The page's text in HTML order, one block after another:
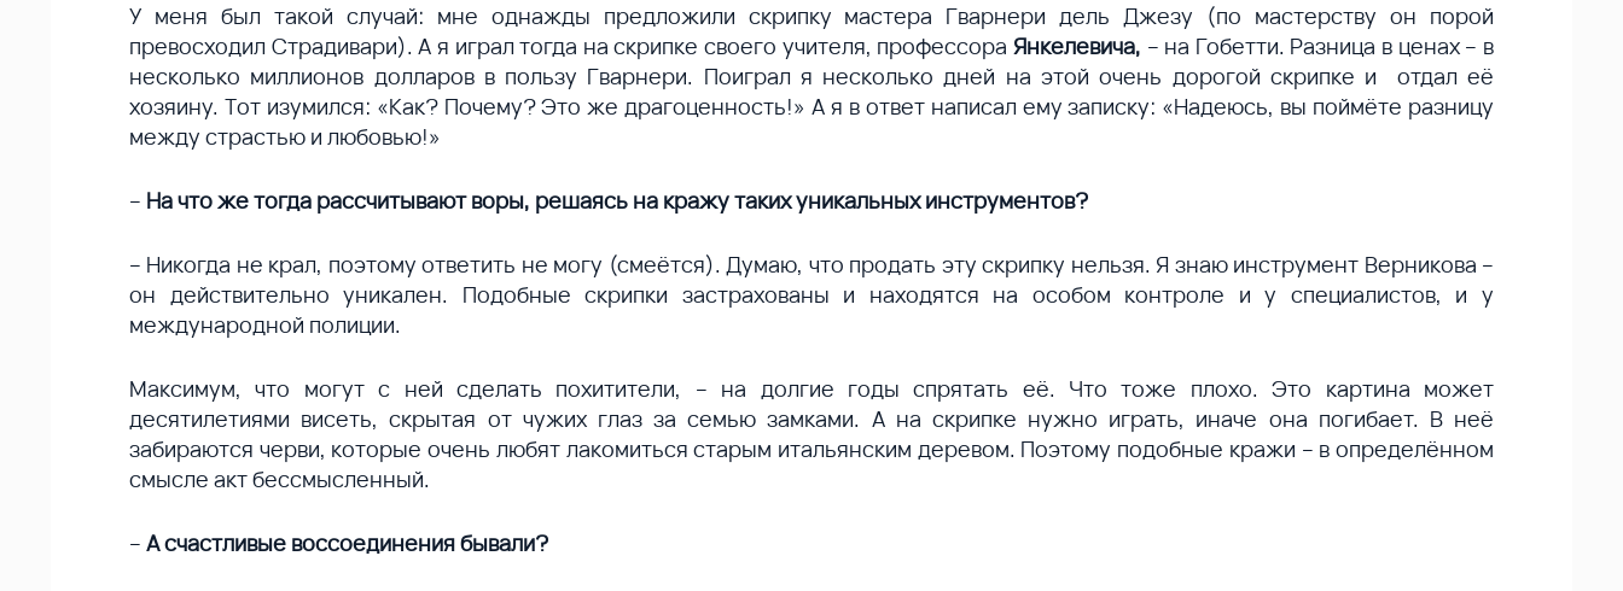
У меня был такой случай: мне однажды предложили скрипку мастера Гварнери дель Джезу (по мастерству он порой
превосходил Страдивари). А я играл тогда на скрипке своего учителя, профессора Янкелевича, – на Гобетти. Разница в ценах – в
несколько миллионов долларов в пользу Гварнери. Поиграл я несколько дней на этой очень дорогой скрипке и отдал её
хозяину. Тот изумился: «Как? Почему? Это же драгоценность!» А я в ответ написал ему записку: «Надеюсь, вы поймёте разницу
между страстью и любовью!»
– На что же тогда рассчитывают воры, решаясь на кражу таких уникальных инструментов?
– Никогда не крал, поэтому ответить не могу (смеётся). Думаю, что продать эту скрипку нельзя. Я знаю инструмент Верникова –
он действительно уникален. Подобные скрипки застрахованы и находятся на особом контроле и у специалистов, и у
международной полиции.
Максимум, что могут с ней сделать похитители, – на долгие годы спрятать её. Что тоже плохо. Это картина может
десятилетиями висеть, скрытая от чужих глаз за семью замками. А на скрипке нужно играть, иначе она погибает. В неё
забираются черви, которые очень любят лакомиться старым итальянским деревом. Поэтому подобные кражи – в определённом
смысле акт бессмысленный.
– А счастливые воссоединения бывали?